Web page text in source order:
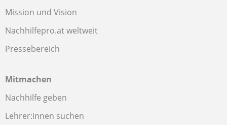
Mission und Vision
Nachhilfepro.at weltweit
Pressebereich
Mitmachen
Nachhilfe geben
Lehrer:innen suchen